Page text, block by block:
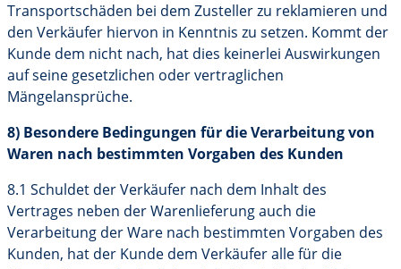
Transportschäden bei dem Zusteller zu reklamieren und
den Verkäufer hiervon in Kenntnis zu setzen. Kommt der
Kunde dem nicht nach, hat dies keinerlei Auswirkungen
auf seine gesetzlichen oder vertraglichen
Mängelansprüche.
8) Besondere Bedingungen für die Verarbeitung von
Waren nach bestimmten Vorgaben des Kunden
8.1 Schuldet der Verkäufer nach dem Inhalt des
Vertrages neben der Warenlieferung auch die
Verarbeitung der Ware nach bestimmten Vorgaben des
Kunden, hat der Kunde dem Verkäufer alle für die